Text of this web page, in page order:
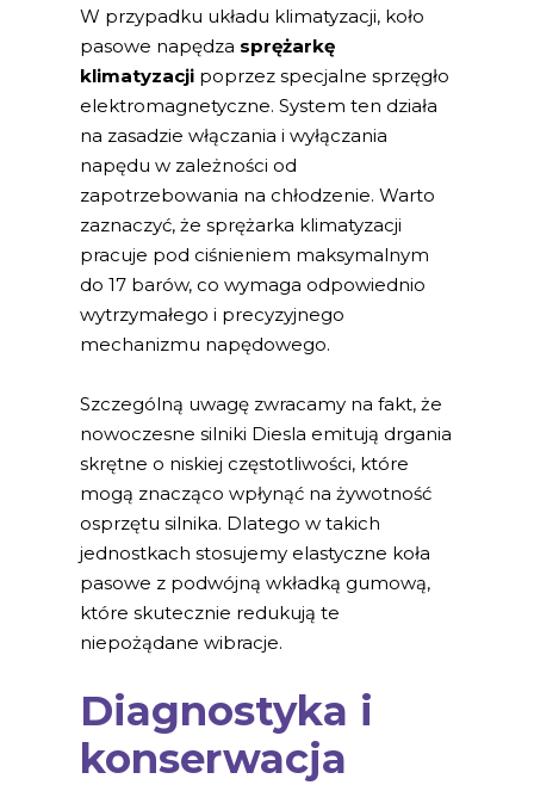
W przypadku układu klimatyzacji, koło
pasowe napędza sprężarkę
klimatyzacji poprzez specjalne sprzęgło
elektromagnetyczne. System ten działa
na zasadzie włączania i wyłączania
napędu w zależności od
zapotrzebowania na chłodzenie. Warto
zaznaczyć, że sprężarka klimatyzacji
pracuje pod ciśnieniem maksymalnym
do 17 barów, co wymaga odpowiednio
wytrzymałego i precyzyjnego
mechanizmu napędowego.
Szczególną uwagę zwracamy na fakt, że
nowoczesne silniki Diesla emitują drgania
skrętne o niskiej częstotliwości, które
mogą znacząco wpłynąć na żywotność
osprzętu silnika. Dlatego w takich
jednostkach stosujemy elastyczne koła
pasowe z podwójną wkładką gumową,
które skutecznie redukują te
niepożądane wibracje.
Diagnostyka i
konserwacja